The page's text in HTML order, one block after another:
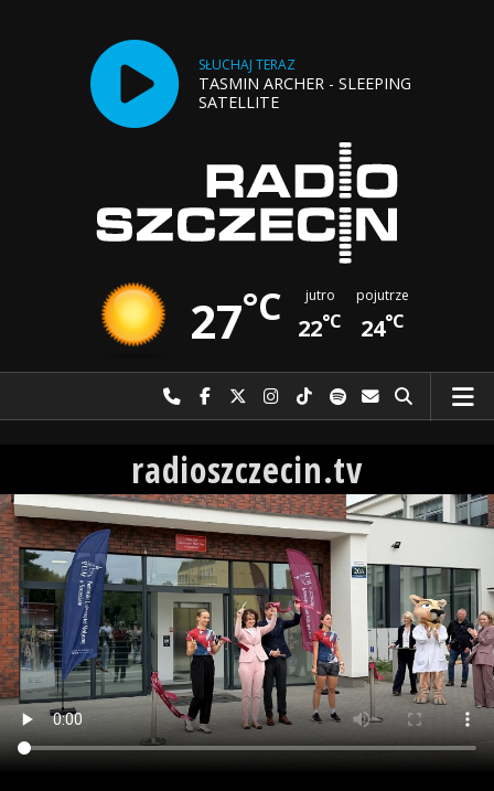
SŁUCHAJ TERAZ
TASMIN ARCHER - SLEEPING
SATELLITE
27°C jutro
22°C
pojutrze
24°C
Najlepiej po prostu do nas zadzwoń
Odwiedź nas na Facebook-u
Odwiedź nas na X
Odwiedź nas na Instagram-ie
Odwiedź nas na TikTok-u
Szukaj nas na Spotify
Wyślij do nas
Szukaj
radioszczecin.tv